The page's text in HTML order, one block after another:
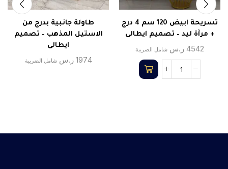
تسريحة ابيض 120 سم 4 درج
+ مرآة ليد – تصميم ايطالى
4542 ر.س شامل الضريبة
طاولة جانبية بدرج من
الاستيل المذهب – تصميم
ايطالى
1974 ر.س شامل الضريبة